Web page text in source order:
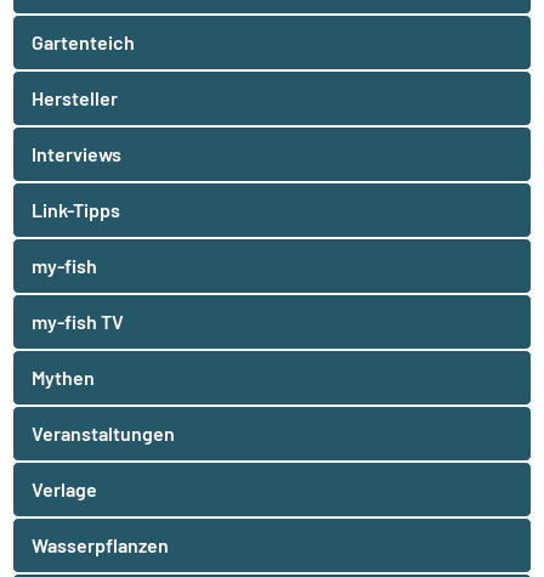
Gartenteich
Hersteller
Interviews
Link-Tipps
my-fish
my-fish TV
Mythen
Veranstaltungen
Verlage
Wasserpflanzen